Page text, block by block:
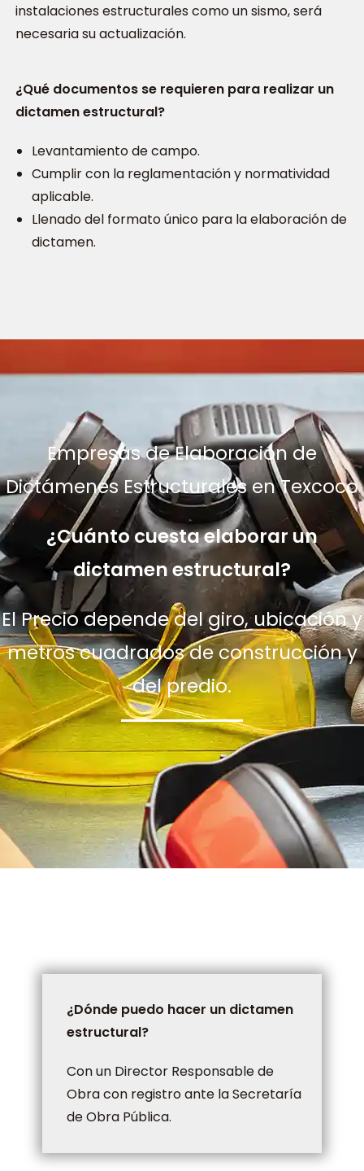
instalaciones estructurales como un sismo, será
necesaria su actualización.
¿Qué documentos se requieren para realizar un
dictamen estructural?
Levantamiento de campo.
Cumplir con la reglamentación y normatividad
aplicable.
Llenado del formato único para la elaboración de
dictamen.
Empresas de Elaboración de
Dictámenes Estructurales en Texcoco
¿Cuánto cuesta elaborar un
dictamen estructural?
El Precio depende del giro, ubicación y
metros cuadrados de construcción y
del predio.
¿Dónde puedo hacer un dictamen
estructural?
Con un Director Responsable de
Obra con registro ante la Secretaría
de Obra Pública.